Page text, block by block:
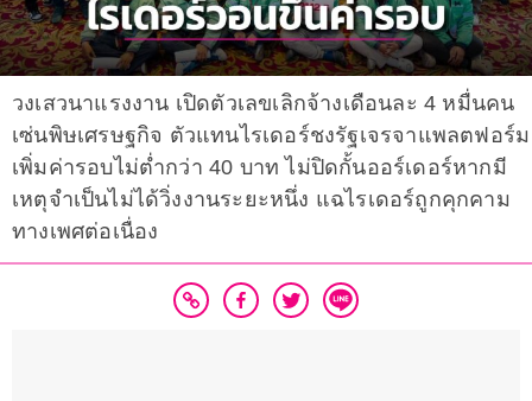
วงเสวนาแรงงาน เปิดตัวเลขเลิกจ้างเดือนละ 4 หมื่นคน
เซ่นพิษเศรษฐกิจ ตัวแทนไรเดอร์ชงรัฐเจรจาแพลตฟอร์ม
เพิ่มค่ารอบไม่ต่ำกว่า 40 บาท ไม่ปิดกั้นออร์เดอร์หากมี
เหตุจำเป็นไม่ได้วิ่งงานระยะหนึ่ง แฉไรเดอร์ถูกคุกคาม
ทางเพศต่อเนื่อง